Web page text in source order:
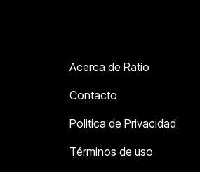
Acerca de Ratio
Contacto
Politica de Privacidad
Términos de uso